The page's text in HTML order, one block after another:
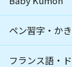
ペン習字・か
フランス語・